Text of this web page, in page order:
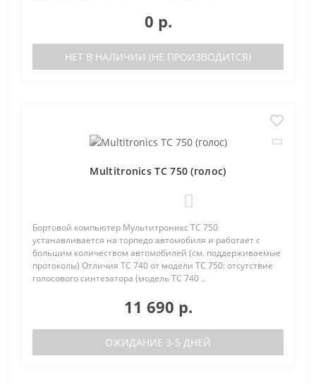
0 р.
НЕТ В НАЛИЧИИ (НЕ ПРОИЗВОДИТСЯ)
Multitronics TC 750 (голос)
Бортовой компьютер Мультитроникс TC 750
устанавливается на торпедо автомобиля и работает с
большим количеством автомобилей (см. поддерживаемые
протоколы) Отличия TC 740 от модели TC 750: отсутствие
голосового синтезатора (модель TC 740 ..
11 690 р.
ОЖИДАНИЕ 3-5 ДНЕЙ